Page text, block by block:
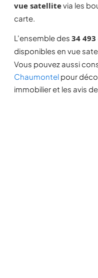
vue satellitevia les
carte.
L'ensemble des 34
disponibles en vue
Vous pouvez aussi
Chaumontel pour
immobilier et les avis